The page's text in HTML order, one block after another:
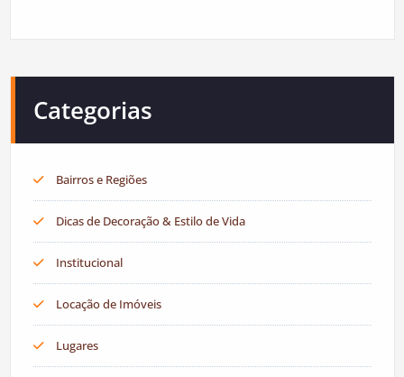
Categorias
Bairros e Regiões
Dicas de Decoração & Estilo de Vida
Institucional
Locação de Imóveis
Lugares